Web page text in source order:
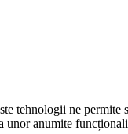
tehnologii ne permite
unor anumite